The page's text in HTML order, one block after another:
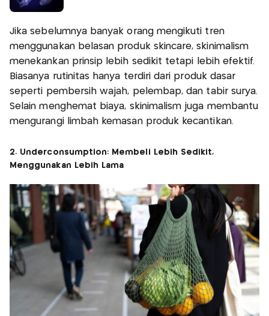
Jika sebelumnya banyak orang mengikuti tren
menggunakan belasan produk skincare, skinimalism
menekankan prinsip lebih sedikit tetapi lebih efektif.
Biasanya rutinitas hanya terdiri dari produk dasar
seperti pembersih wajah, pelembap, dan tabir surya.
Selain menghemat biaya, skinimalism juga membantu
mengurangi limbah kemasan produk kecantikan.
2. Underconsumption: Membeli Lebih Sedikit,
Menggunakan Lebih Lama